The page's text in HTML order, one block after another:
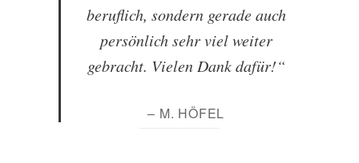
beruflich, sondern gerade auch
persönlich sehr viel weiter
gebracht. Vielen Dank dafür!“
– M. HÖFEL